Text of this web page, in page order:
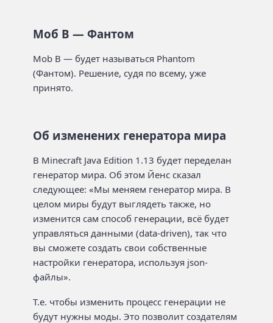
Моб B — Фантом
Mob B — будет называться Phantom
(Фантом). Решение, судя по всему, уже
принято.
Об изменених генератора мира
В Minecraft Java Edition 1.13 будет переделан
генератор мира. Об этом Йенс сказал
следующее: «Мы меняем генератор мира. В
целом миры будут выглядеть также, но
изменится сам способ генерации, всё будет
управляться данными (data-driven), так что
вы сможете создать свои собственные
настройки генератора, используя json-
файлы».
Т.е. чтобы изменить процесс генерации не
будут нужны моды. Это позволит создателям